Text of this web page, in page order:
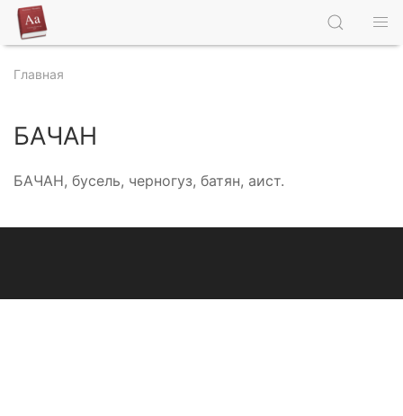
Главная
БАЧАН
БАЧАН, бусель, черногуз, батян, аист.